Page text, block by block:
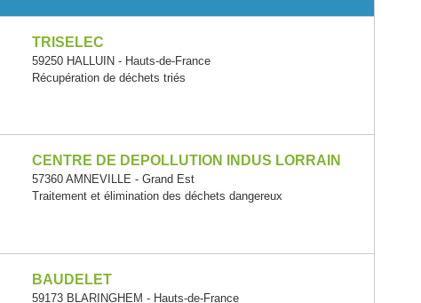
TRISELEC
59250 HALLUIN - Hauts-de-France
Récupération de déchets triés
CENTRE DE DEPOLLUTION INDUS LORRAIN
57360 AMNEVILLE - Grand Est
Traitement et élimination des déchets dangereux
BAUDELET
59173 BLARINGHEM - Hauts-de-France